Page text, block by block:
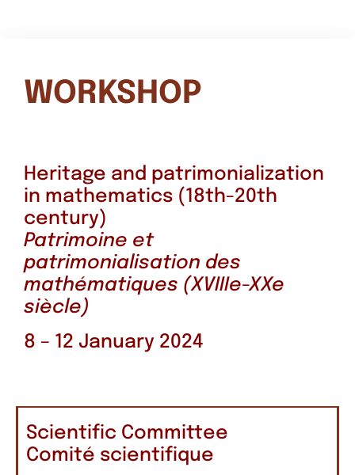
WORKSHOP
Heritage and patrimonialization
in mathematics (18th-20th
century)
Patrimoine et
patrimonialisation des
mathématiques (XVIIIe-XXe
siècle)
8 – 12 January 2024
Scientific Committee
Comité scientifique